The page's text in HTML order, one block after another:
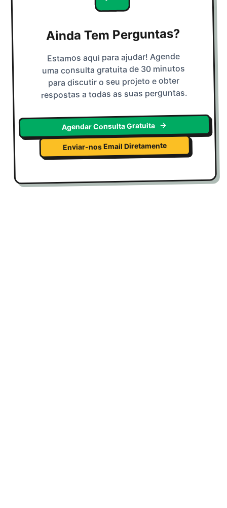
Ainda Tem Perguntas?
Estamos aqui para ajudar! Agende
uma consulta gratuita de 30 minutos
para discutir o seu projeto e obter
respostas a todas as suas perguntas.
Agendar Consulta Gratuita
Enviar-nos Email Diretamente